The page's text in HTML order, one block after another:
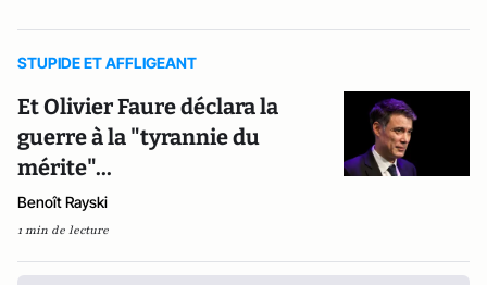
STUPIDE ET AFFLIGEANT
Et Olivier Faure déclara la
guerre à la "tyrannie du
mérite"...
Benoît Rayski
1 min de lecture